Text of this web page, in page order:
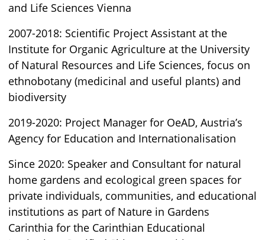
and Life Sciences Vienna
2007-2018: Scientific Project Assistant at the
Institute for Organic Agriculture at the University
of Natural Resources and Life Sciences, focus on
ethnobotany (medicinal and useful plants) and
biodiversity
2019-2020: Project Manager for OeAD, Austria’s
Agency for Education and Internationalisation
Since 2020: Speaker and Consultant for natural
home gardens and ecological green spaces for
private individuals, communities, and educational
institutions as part of Nature in Gardens
Carinthia for the Carinthian Educational